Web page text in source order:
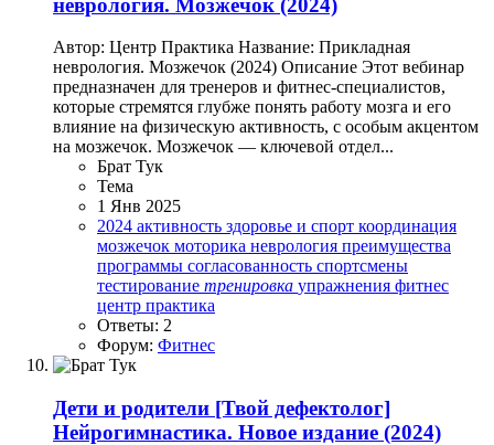
Автор: Центр Практика Название: Прикладная
неврология. Мозжечок (2024) Описание Этот вебинар
предназначен для тренеров и фитнес-специалистов,
которые стремятся глубже понять работу мозга и его
влияние на физическую активность, с особым акцентом
на мозжечок. Мозжечок — ключевой отдел...
Брат Тук
Тема
1 Янв 2025
2024 активность здоровье и спорт координация
мозжечок моторика неврология преимущества
программы согласованность спортсмены
тестирование тренировка упражнения фитнес
центр практика
Ответы: 2
Форум: Фитнес
Дети и родители [Твой дефектолог]
Нейрогимнастика. Новое издание (2024)